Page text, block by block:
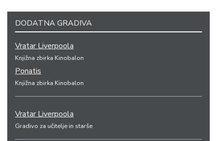
DODATNA GRADIVA
Vratar Liverpoola
Knjižna zbirka Kinobalon
Ponatis
Knjižna zbirka Kinobalon
Vratar Liverpoola
Gradivo za učitelje in starše